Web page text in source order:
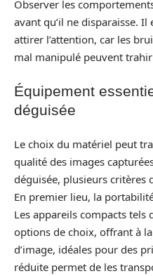
Observer les
avant qu’il ne disparaisse. Il
attirer l’attention, car les
mal manipulé peuvent
Équipement
déguisée
Le choix du matériel peut
qualité des images
déguisée, plusieurs critères
En premier lieu, la
Les appareils compacts tels
options de choix, offrant à
d’image, idéales pour des
réduite permet de les